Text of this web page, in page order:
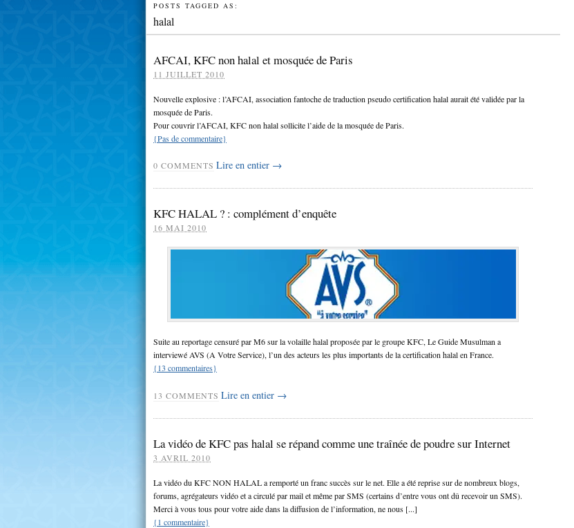
POSTS TAGGED AS:
halal
AFCAI, KFC non halal et mosquée de Paris
11 JUILLET 2010
Nouvelle explosive : l’AFCAI, association fantoche de traduction pseudo certification halal aurait été validée par la
mosquée de Paris.
Pour couvrir l’AFCAI, KFC non halal sollicite l’aide de la mosquée de Paris.
{Pas de commentaire}
0 COMMENTS Lire en entier →
KFC HALAL ? : complément d’enquête
16 MAI 2010
Suite au reportage censuré par M6 sur la volaille halal proposée par le groupe KFC, Le Guide Musulman a
interviewé AVS (A Votre Service), l’un des acteurs les plus importants de la certification halal en France.
{13 commentaires}
13 COMMENTS Lire en entier →
La vidéo de KFC pas halal se répand comme une traînée de poudre sur Internet
3 AVRIL 2010
La vidéo du KFC NON HALAL a remporté un franc succès sur le net. Elle a été reprise sur de nombreux blogs,
forums, agrégateurs vidéo et a circulé par mail et même par SMS (certains d’entre vous ont dû recevoir un SMS).
Merci à vous tous pour votre aide dans la diffusion de l’information, ne nous [...]
{ 1 commentaire}